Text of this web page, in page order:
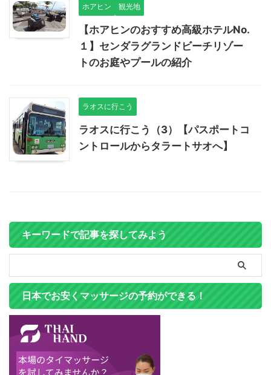
ホアヒン 観光地
【ホアヒンのおすすめ高級ホテルNo.
１】センダラグランドビーチリゾー
トのお庭やプールの紹介
ラオスに行こう
ラオスに行こう（3）【パスポートコ
ントロールからタラートサオへ】
キーワードで記事を探してみよう
日本でお安くマッサージの予約ができる！